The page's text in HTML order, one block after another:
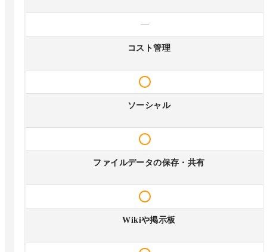
—
コスト管理
ソーシャル
ファイルデータの保存・共有
Wikiや掲示板